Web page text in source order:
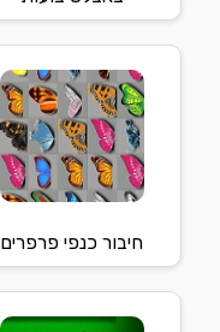
חיבור כנפי פרפרים